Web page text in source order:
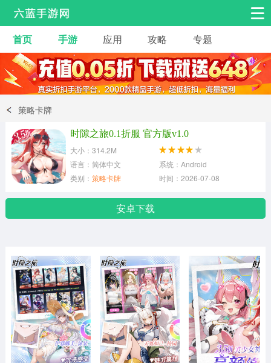
安卓手游 手游工具
热门手游 角色扮演 益智休闲
动作射击
冒险解谜
体育竞技
首页 手游 应用 攻略 专题
策略卡牌
时隙之旅0.1折服 官方版v1.0
大小：314.2M
语言：简体中文
系统：Android
类别： 策略卡牌 时间：2026-07-08
安卓下载